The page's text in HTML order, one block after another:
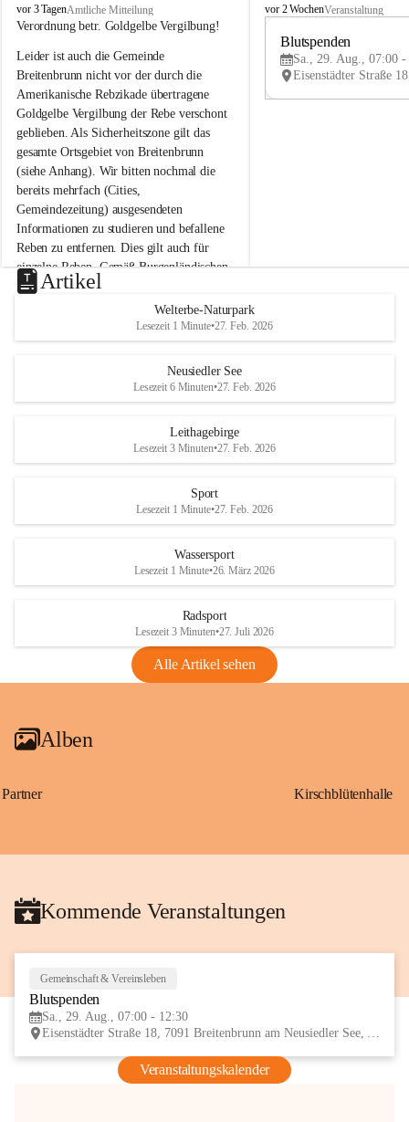
B
r
i
t
e
n
b
r
u
n
n
a
m
N
e
u
s
d
S
vor 3 TagenAmtliche Mitteilung
Verordnung betr. Goldgelbe Vergilbung!
Leider ist auch die Gemeinde
Breitenbrunn nicht vor der durch die
Amerikanische Rebzikade übertragene
Goldgelbe Vergilbung der Rebe verschont
geblieben. Als Sicherheitszone gilt das
gesamte Ortsgebiet von Breitenbrunn
(siehe Anhang). Wir bitten nochmal die
bereits mehrfach (Cities,
Gemeindezeitung) ausgesendeten
Informationen zu studieren und befallene
Reben zu entfernen. Dies gilt auch für
einzelne Reben. Gemäß Burgenländischen
Weinbaugesetz sind nicht gepflegte oder
unzulässige Weingärten zu roden! Bitte
helfen wir zusammen um unsere Winzer
vor den prognostizierten Ernteausfällen
und den daraus folgenden wirtschaftlichen
Maßnahmen zur Bekämpfung
Rebe und der Amerikanischen
Anhang VBl. EU Nr. 18
1 Seite•1,4 MB
VBl. EU Nr. 18_2026
B
e
u
e
d
r
S
vor 2 WochenVeranstaltung
Blutspenden
Sa., 29. Aug., 07:00 -
Artikel
Welterbe-Naturpark
Lesezeit 1 Minute•27. Feb. 2026
Neusiedler See
Lesezeit 6 Minuten•27. Feb. 2026
Leithagebirge
Lesezeit 3 Minuten•27. Feb. 2026
Sport
Lesezeit 1 Minute•27. Feb. 2026
Wassersport
Lesezeit 1 Minute•26. März 2026
Radsport
Lesezeit 3 Minuten•27. Juli 2026
Alle Artikel sehen
Alben
Partner Kirschblütenhalle
Kommende Veranstaltungen
Gemeinschaft & Vereinsleben
Blutspenden
Sa., 29. Aug., 07:00 - 12:30
Eisenstädter Straße 18, 7091 Breitenbrunn am Neusiedler See, AUT
Veranstaltungskalender